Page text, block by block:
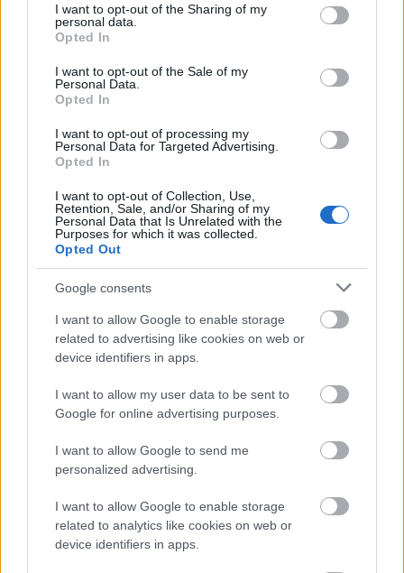
not limited to your visit or usage behaviour. You may click to
grant or deny consent to Google and its third-party tags to
use your data for below specified purposes in below Google
consent section.
I want to opt-out of the Sharing of my
personal data.
Opted In
I want to opt-out of the Sale of my
Personal Data.
Opted In
I want to opt-out of processing my
Personal Data for Targeted Advertising.
Opted In
I want to opt-out of Collection, Use,
Retention, Sale, and/or Sharing of my
Personal Data that Is Unrelated with the
Purposes for which it was collected.
Opted Out
Google consents
I want to allow Google to enable storage
related to advertising like cookies on web or
device identifiers in apps.
I want to allow my user data to be sent to
Google for online advertising purposes.
I want to allow Google to send me
personalized advertising.
I want to allow Google to enable storage
related to analytics like cookies on web or
device identifiers in apps.
Látványos építési szakasz indult be a Flórián téri
felüljárón
A tartós nyári hőség jelentős kihívás elé állítja a KM Építőt,
ennek ellenére folyamatosan halad az aszfaltozás.
Paks II.: Mit jelent az 5. blokk új
mérföldköve a felülvizsgálat
árnyékában?
Elkészült a Liszt Ferenc repülőtér
közelében lévő logisztikai bázis út- és
közműhálózatának fejlesztése
Látlelet a hazai víziközművekről?
Egyetlen, fél évszázados vezetéken
múlt Bicske vízellátása